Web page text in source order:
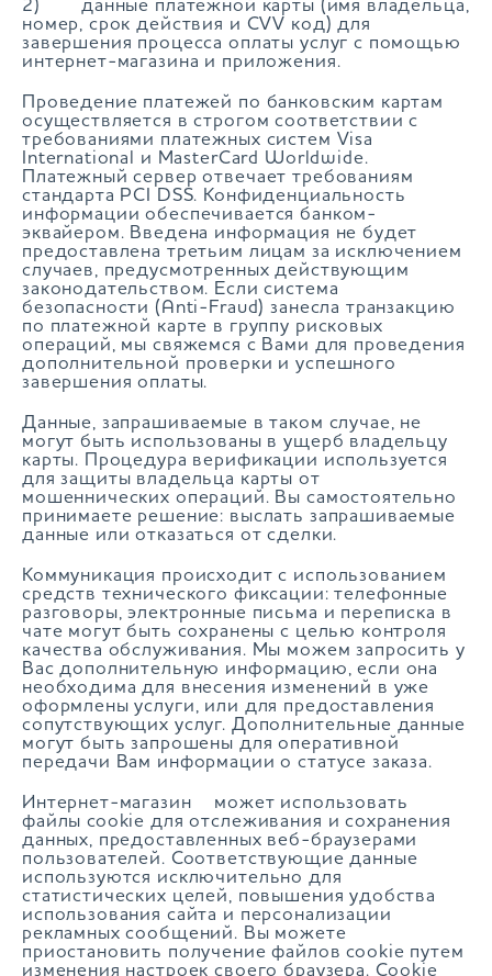
2) данные платежной карты (имя владельца,
номер, срок действия и CVV код) для
завершения процесса оплаты услуг с помощью
интернет-магазина и приложения.
Проведение платежей по банковским картам
осуществляется в строгом соответствии с
требованиями платежных систем Visa
International и MasterCard Worldwide.
Платежный сервер отвечает требованиям
стандарта PCI DSS. Конфиденциальность
информации обеспечивается банком-
эквайером. Введена информация не будет
предоставлена третьим лицам за исключением
случаев, предусмотренных действующим
законодательством. Если система
безопасности (Anti-Fraud) занесла транзакцию
по платежной карте в группу рисковых
операций, мы свяжемся с Вами для проведения
дополнительной проверки и успешного
завершения оплаты.
Данные, запрашиваемые в таком случае, не
могут быть использованы в ущерб владельцу
карты. Процедура верификации используется
для защиты владельца карты от
мошеннических операций. Вы самостоятельно
принимаете решение: выслать запрашиваемые
данные или отказаться от сделки.
Коммуникация происходит с использованием
средств технического фиксации: телефонные
разговоры, электронные письма и переписка в
чате могут быть сохранены с целью контроля
качества обслуживания. Мы можем запросить у
Вас дополнительную информацию, если она
необходима для внесения изменений в уже
оформлены услуги, или для предоставления
сопутствующих услуг. Дополнительные данные
могут быть запрошены для оперативной
передачи Вам информации о статусе заказа.
Интернет-магазин может использовать
файлы cookie для отслеживания и сохранения
данных, предоставленных веб-браузерами
пользователей. Соответствующие данные
используются исключительно для
статистических целей, повышения удобства
использования сайта и персонализации
рекламных сообщений. Вы можете
приостановить получение файлов cookie путем
изменения настроек своего браузера. Cookie